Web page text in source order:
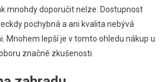
mnohdy doporučit nelze. Dostupnost
pochybná a ani kvalita nebývá
Mnohem lepší je v tomto ohledu nákup u
značné zkušenosti.